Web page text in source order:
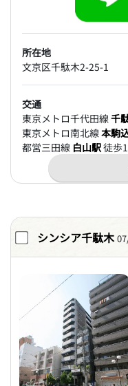
所在地
文京区千駄木2-25-1
交通
東京メトロ千代田線千
東京メトロ南北線本駒
都営三田線 白山駅徒歩
シンシア千駄木